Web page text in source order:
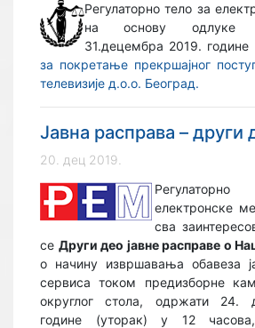
Регулаторно тело за
на основу одлуке
31.децембра 2019.
за покретање прекршајног
телевизије д.о.о. Београд.
Јавна расправа – други
20. дец 2019.
електронске
сва
се Други део јавне расправе о
о начину извршавања обавеза
сервиса током предизборне
округлог стола, одржати 24.
године (уторак) у 12